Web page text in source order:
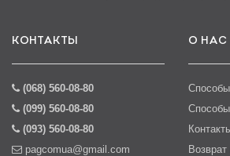
КОНТАКТЫ
(068) 560-08-80
(099) 560-08-80
(093) 560-08-80
pagcomua@gmail.com
О НАС